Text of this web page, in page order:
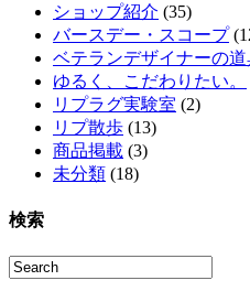
ショップ紹介 (35)
バースデー・スコープ
ベテランデザイナーの道
ゆるく、こだわりたい。
リプラグ実験室 (2)
リプ散歩 (13)
商品掲載 (3)
未分類 (18)
検索